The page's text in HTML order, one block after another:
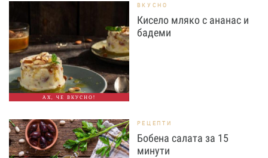
АХ, ЧЕ ВКУСНО!
ВКУСНО
Кисело мляко с ананас и
бадеми
РЕЦЕПТИ
Бобена салата за 15
минути